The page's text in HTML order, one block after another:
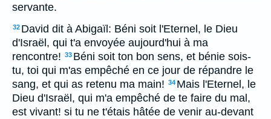
servante.
32 David dit à Abigaïl: Béni soit l'Eternel, le Dieu
d'Israël, qui t'a envoyée aujourd'hui à ma
rencontre! 33 Béni soit ton bon sens, et bénie sois-
tu, toi qui m'as empêché en ce jour de répandre le
sang, et qui as retenu ma main! 34 Mais l'Eternel, le
Dieu d'Israël, qui m'a empêché de te faire du mal,
est vivant! si tu ne t'étais hâtée de venir au-devant